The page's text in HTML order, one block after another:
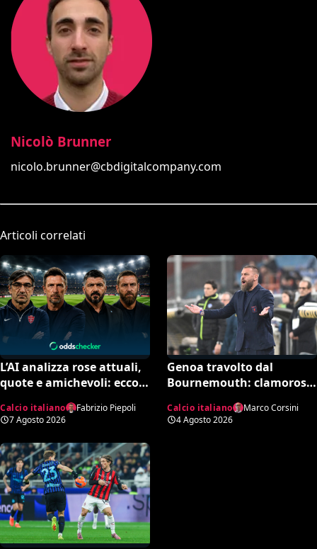
Nicolò Brunner
nicolo.brunner@cbdigitalcompany.com
Articoli correlati
L’AI analizza rose attuali,
quote e amichevoli: ecco
retrocedere. C’è anche
un’insospettabile
Calcio italiano
Fabrizio Piepoli
7 Agosto 2026
Genoa travolto dal
Bournemouth: clamoroso
record negativo storico
Calcio italiano
Marco Corsini
4 Agosto 2026